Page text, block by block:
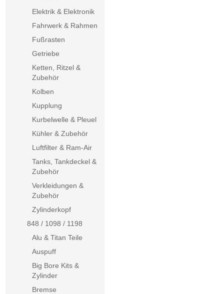
Elektrik & Elektronik
Fahrwerk & Rahmen
Fußrasten
Getriebe
Ketten, Ritzel &
Zubehör
Kolben
Kupplung
Kurbelwelle & Pleuel
Kühler & Zubehör
Luftfilter & Ram-Air
Tanks, Tankdeckel &
Zubehör
Verkleidungen &
Zubehör
Zylinderkopf
848 / 1098 / 1198
Alu & Titan Teile
Auspuff
Big Bore Kits &
Zylinder
Bremse